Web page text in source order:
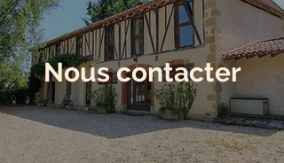
Nous contacter